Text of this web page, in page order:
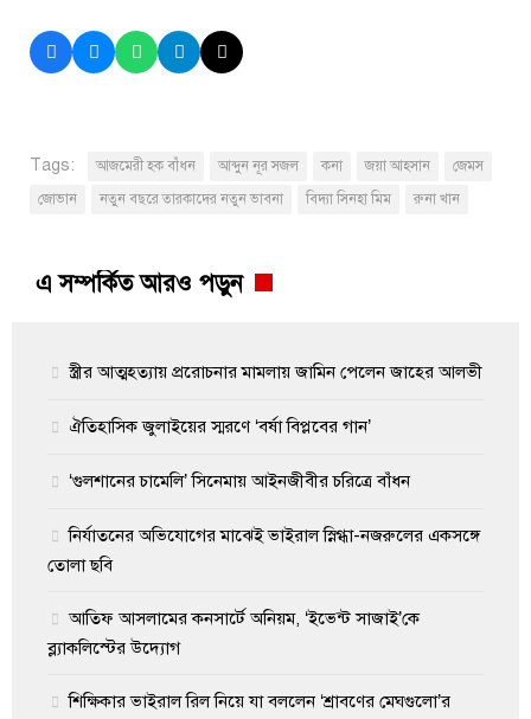
Tags: আজমেরী হক বাঁধন আব্দুন নূর সজল কনা জয়া আহসান
জেমস
জোভান
নতুন বছরে তারকাদের নতুন ভাবনা বিদ্যা সিনহা মিম রুনা খান
এ সম্পর্কিত আরও পড়ুন
স্ত্রীর আত্মহত্যায় প্ররোচনার মামলায় জামিন পেলেন জাহের আলভী
ঐতিহাসিক জুলাইয়ের স্মরণে ‘বর্ষা বিপ্লবের গান’
‘গুলশানের চামেলি’ সিনেমায় আইনজীবীর চরিত্রে বাঁধন
নির্যাতনের অভিযোগের মাঝেই ভাইরাল স্নিগ্ধা-নজরুলের একসঙ্গে
তোলা ছবি
আতিফ আসলামের কনসার্টে অনিয়ম, ‘ইভেন্ট সাজাই’কে
ব্ল্যাকলিস্টের উদ্যোগ
শিক্ষিকার ভাইরাল রিল নিয়ে যা বললেন ‘শ্রাবণের মেঘগুলো’র